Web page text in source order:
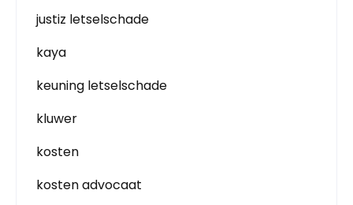
justiz letselschade
kaya
keuning letselschade
kluwer
kosten
kosten advocaat